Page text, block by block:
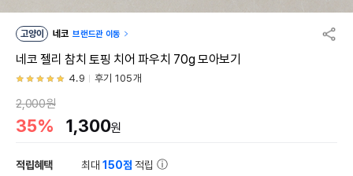
고양이 네코 브랜드관 이동
네코 젤리 참치 토핑 치어 파우치 70g 모아보기
4.9 후기 105개
2,000원
35% 1,300원
적립혜택 최대150점 적립